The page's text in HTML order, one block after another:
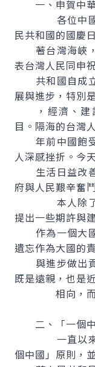
一、申賀中華
各位中國大
民共和國的國慶
著台灣海峽，
表台灣人民同申
共和國自成立
展與進步，特別
，經濟、建
目。隔海的台灣
年前中國飽受
人深感挫折。今
生活日益改善
府與人民艱辛奮
本人除了要
提出一些期許與
作為一個大國
遺忘作為大國的
與進步做出貢
既是遠親，也是
相向，而應
二、「一個中
一直以來，
個中國」原則，